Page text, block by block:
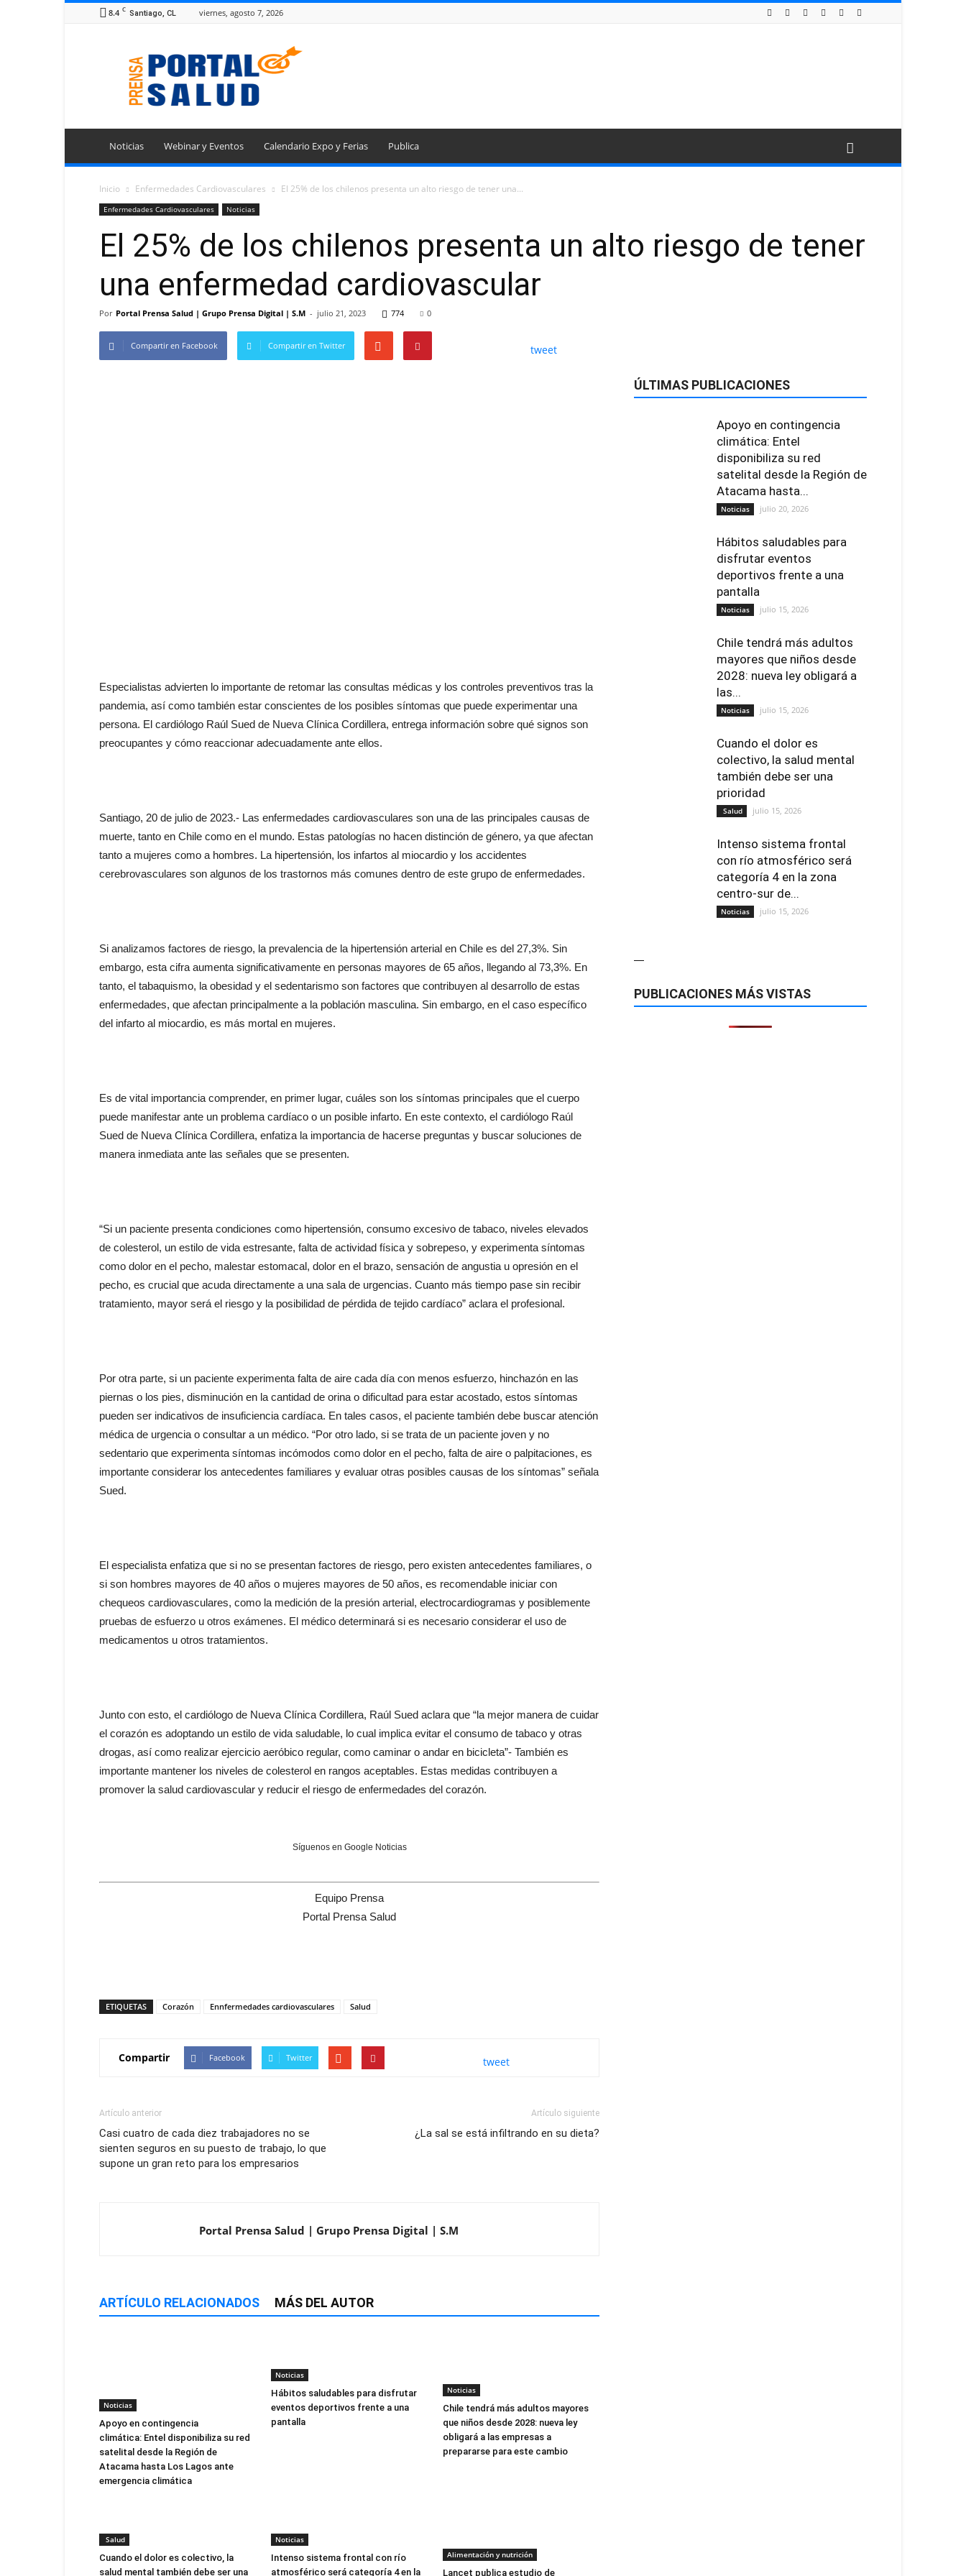
8.4 C Santiago, CL viernes, agosto 7, 2026
Portal
Prensa
Salud
Noticias Webinar y Eventos Calendario Expo y Ferias Publica
Inicio Enfermedades Cardiovasculares El 25% de los chilenos presenta un alto riesgo de tener una...
Enfermedades Cardiovasculares Noticias
El 25% de los chilenos presenta un alto riesgo de tener
una enfermedad cardiovascular
Por Portal Prensa Salud | Grupo Prensa Digital | S.M - julio 21, 2023 774 0
Compartir en Facebook Compartir en Twitter tweet
Especialistas advierten lo importante de retomar las consultas médicas y los controles preventivos tras la
pandemia, así como también estar conscientes de los posibles síntomas que puede experimentar una
persona. El cardiólogo Raúl Sued de Nueva Clínica Cordillera, entrega información sobre qué signos son
preocupantes y cómo reaccionar adecuadamente ante ellos.
Santiago, 20 de julio de 2023.- Las enfermedades cardiovasculares son una de las principales causas de
muerte, tanto en Chile como en el mundo. Estas patologías no hacen distinción de género, ya que afectan
tanto a mujeres como a hombres. La hipertensión, los infartos al miocardio y los accidentes
cerebrovasculares son algunos de los trastornos más comunes dentro de este grupo de enfermedades.
Si analizamos factores de riesgo, la prevalencia de la hipertensión arterial en Chile es del 27,3%. Sin
embargo, esta cifra aumenta significativamente en personas mayores de 65 años, llegando al 73,3%. En
tanto, el tabaquismo, la obesidad y el sedentarismo son factores que contribuyen al desarrollo de estas
enfermedades, que afectan principalmente a la población masculina. Sin embargo, en el caso específico
del infarto al miocardio, es más mortal en mujeres.
Es de vital importancia comprender, en primer lugar, cuáles son los síntomas principales que el cuerpo
puede manifestar ante un problema cardíaco o un posible infarto. En este contexto, el cardiólogo Raúl
Sued de Nueva Clínica Cordillera, enfatiza la importancia de hacerse preguntas y buscar soluciones de
manera inmediata ante las señales que se presenten.
“Si un paciente presenta condiciones como hipertensión, consumo excesivo de tabaco, niveles elevados
de colesterol, un estilo de vida estresante, falta de actividad física y sobrepeso, y experimenta síntomas
como dolor en el pecho, malestar estomacal, dolor en el brazo, sensación de angustia u opresión en el
pecho, es crucial que acuda directamente a una sala de urgencias. Cuanto más tiempo pase sin recibir
tratamiento, mayor será el riesgo y la posibilidad de pérdida de tejido cardíaco” aclara el profesional.
Por otra parte, si un paciente experimenta falta de aire cada día con menos esfuerzo, hinchazón en las
piernas o los pies, disminución en la cantidad de orina o dificultad para estar acostado, estos síntomas
pueden ser indicativos de insuficiencia cardíaca. En tales casos, el paciente también debe buscar atención
médica de urgencia o consultar a un médico. “Por otro lado, si se trata de un paciente joven y no
sedentario que experimenta síntomas incómodos como dolor en el pecho, falta de aire o palpitaciones, es
importante considerar los antecedentes familiares y evaluar otras posibles causas de los síntomas” señala
Sued.
El especialista enfatiza que si no se presentan factores de riesgo, pero existen antecedentes familiares, o
si son hombres mayores de 40 años o mujeres mayores de 50 años, es recomendable iniciar con
chequeos cardiovasculares, como la medición de la presión arterial, electrocardiogramas y posiblemente
pruebas de esfuerzo u otros exámenes. El médico determinará si es necesario considerar el uso de
medicamentos u otros tratamientos.
Junto con esto, el cardiólogo de Nueva Clínica Cordillera, Raúl Sued aclara que “la mejor manera de cuidar
el corazón es adoptando un estilo de vida saludable, lo cual implica evitar el consumo de tabaco y otras
drogas, así como realizar ejercicio aeróbico regular, como caminar o andar en bicicleta”- También es
importante mantener los niveles de colesterol en rangos aceptables. Estas medidas contribuyen a
promover la salud cardiovascular y reducir el riesgo de enfermedades del corazón.
Síguenos en Google Noticias
Equipo Prensa
Portal Prensa Salud
ETIQUETAS Corazón Ennfermedades cardiovasculares Salud
Compartir Facebook Twitter tweet
Artículo anterior
Casi cuatro de cada diez trabajadores no se
sienten seguros en su puesto de trabajo, lo que
supone un gran reto para los empresarios
Artículo siguiente
¿La sal se está infiltrando en su dieta?
Portal Prensa Salud | Grupo Prensa Digital | S.M
ARTÍCULO RELACIONADOS MÁS DEL AUTOR
Noticias
Apoyo en contingencia
climática: Entel disponibiliza su red
satelital desde la Región de
Atacama hasta Los Lagos ante
emergencia climática
Noticias
Hábitos saludables para disfrutar
eventos deportivos frente a una
pantalla
Noticias
Chile tendrá más adultos mayores
que niños desde 2028: nueva ley
obligará a las empresas a
prepararse para este cambio
Salud
Cuando el dolor es colectivo, la
salud mental también debe ser una
Noticias
Intenso sistema frontal con río
atmosférico será categoría 4 en la
Alimentación y nutrición
Lancet publica estudio de
ÚLTIMAS PUBLICACIONES
Apoyo en contingencia
climática: Entel
disponibiliza su red
satelital desde la Región de
Atacama hasta...
Noticias julio 20, 2026
Hábitos saludables para
disfrutar eventos
deportivos frente a una
pantalla
Noticias julio 15, 2026
Chile tendrá más adultos
mayores que niños desde
2028: nueva ley obligará a
las...
Noticias julio 15, 2026
Cuando el dolor es
colectivo, la salud mental
también debe ser una
prioridad
Salud julio 15, 2026
Intenso sistema frontal
con río atmosférico será
categoría 4 en la zona
centro-sur de...
Noticias julio 15, 2026
—
PUBLICACIONES MÁS VISTAS